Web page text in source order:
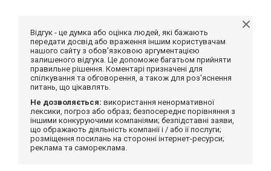
Відгук - це думка або оцінка людей, які бажають
передати досвід або враження іншим користувачам
нашого сайту з обов'язковою аргументацією
залишеного відгука. Це допоможе багатьом прийняти
правильне рішення. Коментарі призначені для
спілкування та обговорення, а також для роз'яснення
питань, що цікавлять.
Не дозволяється: використання ненормативної
лексики, погроз або образ; безпосереднє порівняння з
іншими конкуруючими компаніями; безпідставні заяви,
що ображають діяльність компанії і / або її послуги;
розміщення посилань на сторонні інтернет-ресурси;
реклама та самореклама.